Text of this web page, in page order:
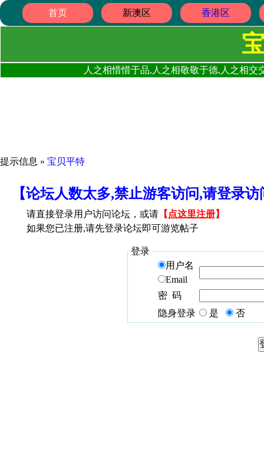
首页 新澳区 香港区
人之相惜惜于品,人之相敬敬于德,人之相
提示信息 » 宝贝平特
【论坛人数太多,禁止游客访问,请登录
请直接登录用户访问论坛，或请 【 点这里注册】
如果您已注册,请先登录论坛即可游览帖子
登录
用户名
Email
密 码
隐身登录
是 否